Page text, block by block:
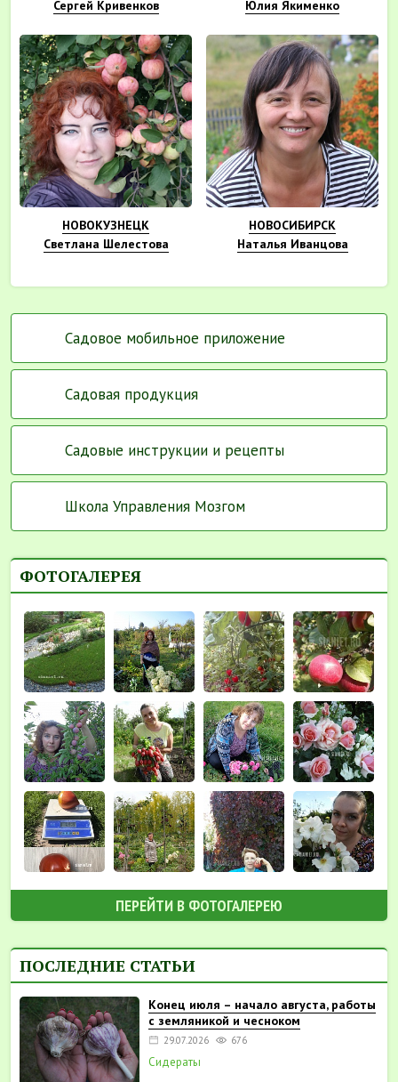
Сергей Кривенков Юлия Якименко
НОВОКУЗНЕЦК
Светлана Шелестова
НОВОСИБИРСК
Наталья Иванцова
Садовое мобильное приложение
Садовая продукция
Садовые инструкции и рецепты
Школа Управления Мозгом
ФОТОГАЛЕРЕЯ
ПЕРЕЙТИ В ФОТОГАЛЕРЕЮ
ПОСЛЕДНИЕ СТАТЬИ
Конец июля – начало августа, работы
с земляникой и чесноком
29.07.2026 676
Сидераты